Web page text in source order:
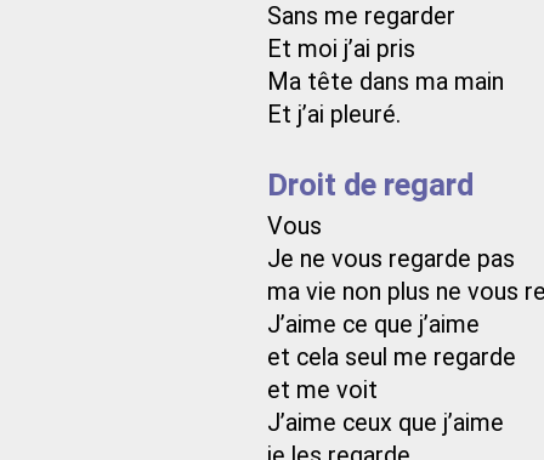
Sans me regarder
Et moi j’ai pris
Ma tête dans ma main
Et j’ai pleuré.
Droit de regard
Vous
Je ne vous regarde pas
ma vie non plus ne vous
J’aime ce que j’aime
et cela seul me regarde
et me voit
J’aime ceux que j’aime